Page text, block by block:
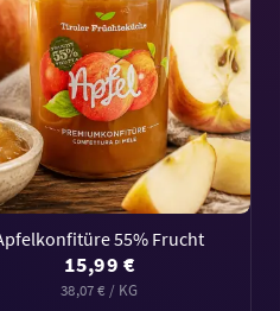
55% Frucht
15,99 €
38,07 € / KG